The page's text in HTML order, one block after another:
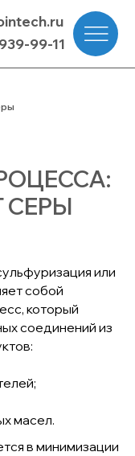
СЕРЫ
или
собой
который
соединений из
масел.
в минимизации